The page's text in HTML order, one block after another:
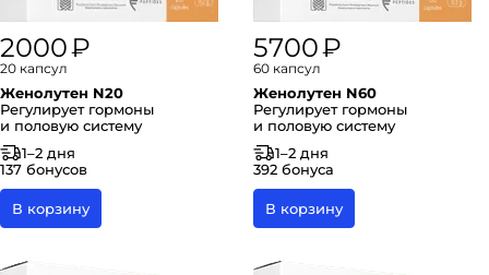
2000 ₽
20 капсул
Женолутен N20
Регулирует гормоны
и половую систему
1–2 дня
137 бонусов
В корзину
5700 ₽
60 капсул
Женолутен N60
Регулирует гормоны
и половую систему
1–2 дня
392 бонуса
В корзину